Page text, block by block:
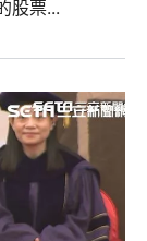
股票...